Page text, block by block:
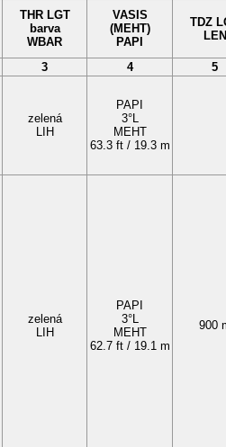
THR LGT
barva
WBAR
VASIS
(MEHT)
PAPI
TDZ
LEN
3 4 5
zelená
LIH
PAPI
3°L
MEHT
63.3 ft / 19.3 m
zelená
LIH
PAPI
3°L
MEHT
62.7 ft / 19.1 m
900